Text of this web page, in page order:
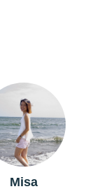
Misa